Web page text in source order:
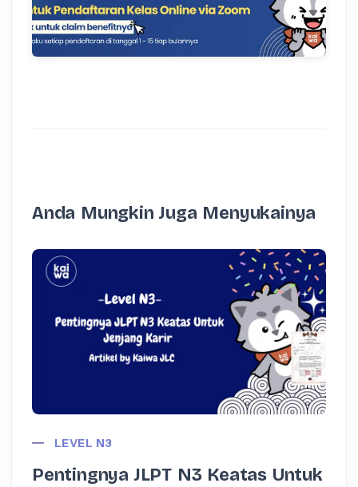
Anda Mungkin Juga Menyukainya
LEVEL N3
Pentingnya JLPT N3 Keatas Untuk